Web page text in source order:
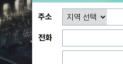
주소
전화